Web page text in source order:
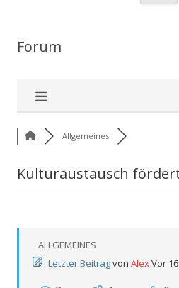
Forum
Allgemeines
Kulturaustausch
ALLGEMEINES
Letzter Beitragvon AlexVor